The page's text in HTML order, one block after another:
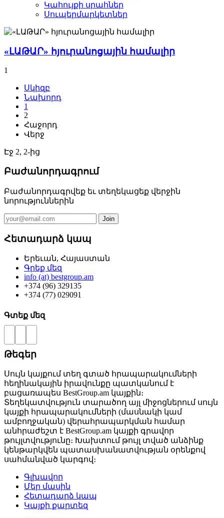
Կահույքի սրահներ­
Սուպերմարկետներ­
«ԼԱԹԱՐ» հյուրանոցային համալիր
1
Սկիզբ
Նախորդ
1
2
Հաջորդ
Վերջ
Էջ 2, 2-ից
Բաժանորդագրում
Բաժանորդագրվեք եւ տեղեկացեք վերջին
նորություններին
Հետադարձ կապ
Երեւան, Հայաստան
Գրեք մեզ
info (at) bestgroup.am
+374 (96) 329135
+374 (77) 029091
Գտեք մեզ
Թեգեր
Սույն կայքում տեղ գտած հրապարակումների
հեղինակային իրավունքը պատկանում է
բացառապես BestGroup.am կայքին։
Տեղեկատվություն տարածող այլ միջոցներում սույն
կայքի հրապարակումների (մասնակի կամ
ամբողջական) վերահրապարկման համար
անհրաժեշտ է BestGroup.am կայքի գրավոր
թույլտվությունը։ Խախտում թույլ տված անձինք
կենթարկվեն պատասխանատվության օրենքով
սահմանված կարգով։
Գլխավոր
Մեր մասին
Հետադարձ կապ
Կայքի քարտեզ